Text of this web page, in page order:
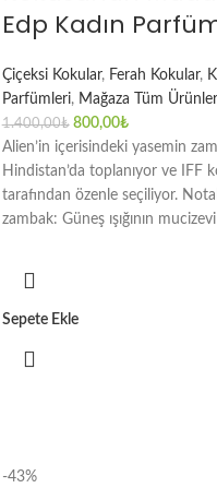
Edp Kadın
Çiçeksi Kokular, Ferah Kokular,
Parfümleri, Mağaza Tüm Ürünler
1.400,00₺ 800,00₺
Alien’in içerisindeki yasemin
Hindistan’da toplanıyor ve IFF
tarafından özenle seçiliyor.
zambak: Güneş ışığının
Sepete Ekle
-43%